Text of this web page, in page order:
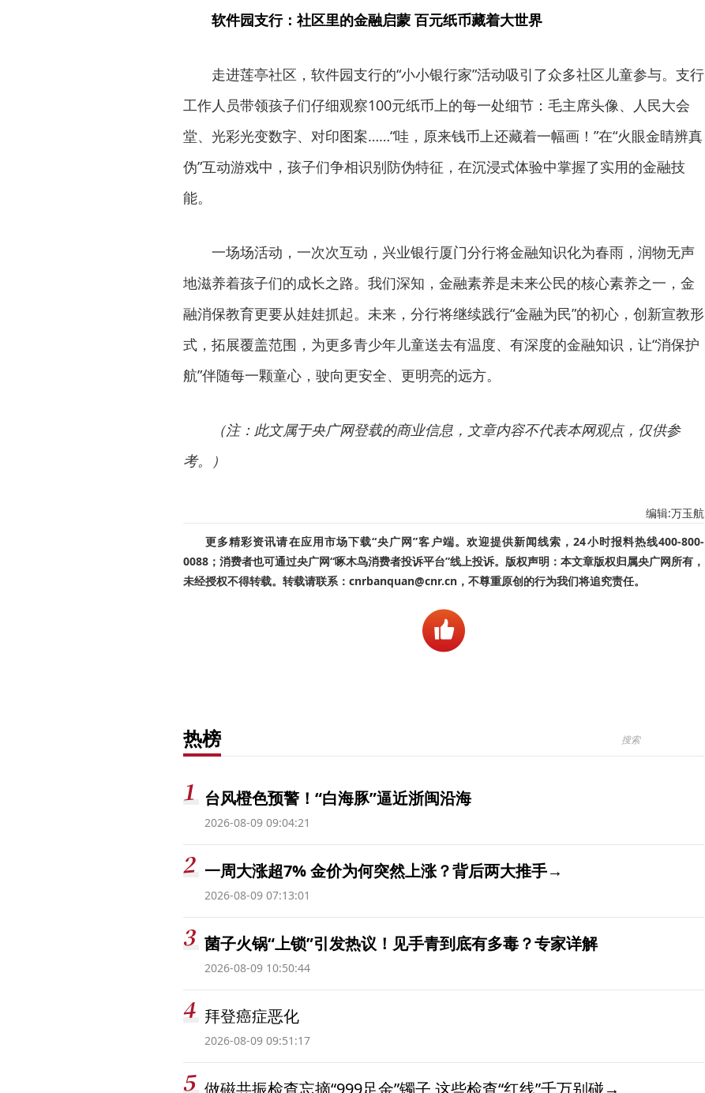
软件园支行：社区里的金融启蒙 百元纸币藏着大世界
走进莲亭社区，软件园支行的“小小银行家”活动吸引了众多社区儿童参与。支行
工作人员带领孩子们仔细观察100元纸币上的每一处细节：毛主席头像、人民大会
堂、光彩光变数字、对印图案……“哇，原来钱币上还藏着一幅画！”在“火眼金睛辨真
伪”互动游戏中，孩子们争相识别防伪特征，在沉浸式体验中掌握了实用的金融技
能。
一场场活动，一次次互动，兴业银行厦门分行将金融知识化为春雨，润物无声
地滋养着孩子们的成长之路。我们深知，金融素养是未来公民的核心素养之一，金
融消保教育更要从娃娃抓起。未来，分行将继续践行“金融为民”的初心，创新宣教形
式，拓展覆盖范围，为更多青少年儿童送去有温度、有深度的金融知识，让“消保护
航”伴随每一颗童心，驶向更安全、更明亮的远方。
（注：此文属于央广网登载的商业信息，文章内容不代表本网观点，仅供参
考。）
编辑:万玉航
更多精彩资讯请在应用市场下载“央广网”客户端。欢迎提供新闻线索，24小时报料热线400-800-
0088；消费者也可通过央广网“啄木鸟消费者投诉平台”线上投诉。版权声明：本文章版权归属央广网所有，
未经授权不得转载。转载请联系：cnrbanquan@cnr.cn，不尊重原创的行为我们将追究责任。
热榜
台风橙色预警！“白海豚”逼近浙闽沿海
2026-08-09 09:04:21
一周大涨超7% 金价为何突然上涨？背后两大推手→
2026-08-09 07:13:01
菌子火锅“上锁”引发热议！见手青到底有多毒？专家详解
2026-08-09 10:50:44
拜登癌症恶化
2026-08-09 09:51:17
做磁共振检查忘摘“999足金”镯子 这些检查“红线”千万别碰→